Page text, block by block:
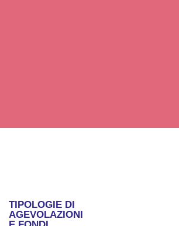
TIPOLOGIE DI
AGEVOLAZIONI